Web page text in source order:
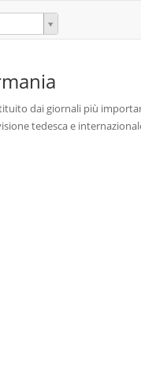
dai giornali più
tedesca e